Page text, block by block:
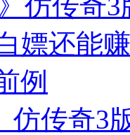
仿传奇3